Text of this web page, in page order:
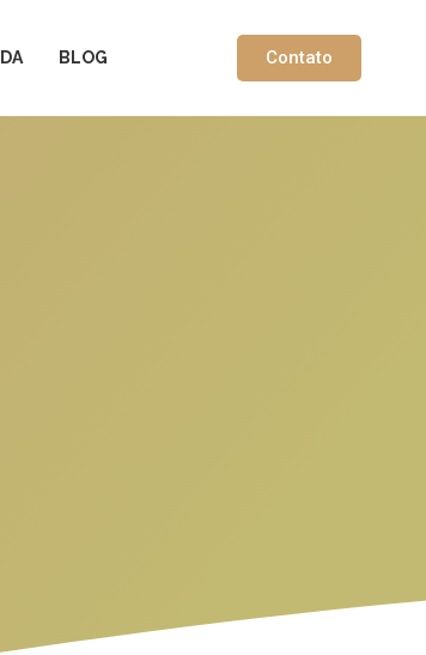
BLOG Contato